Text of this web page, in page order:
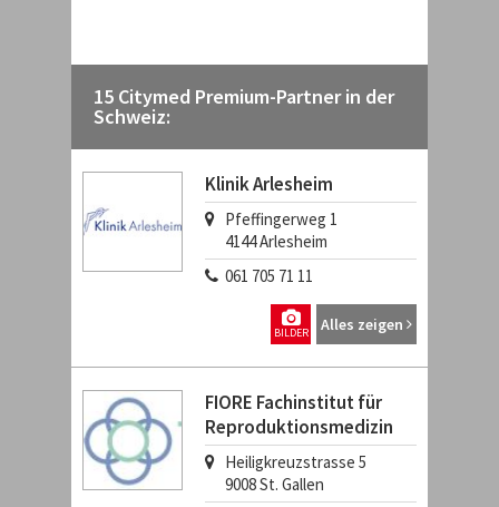
15 Citymed Premium-Partner in der
Schweiz:
Klinik Arlesheim
Pfeffingerweg 1
4144Arlesheim
061 705 71 11
Alles zeigen
BILDER
FIORE Fachinstitut für
Reproduktionsmedizin
Heiligkreuzstrasse 5
9008St. Gallen